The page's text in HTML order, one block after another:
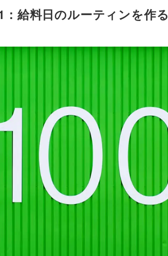
：給料日のルーティンを作る